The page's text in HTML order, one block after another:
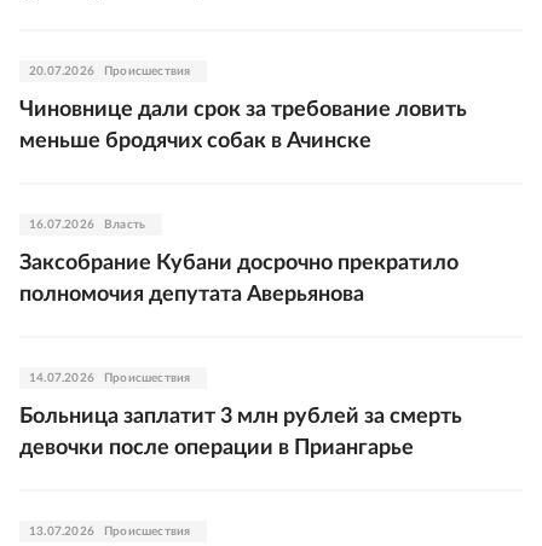
20.07.2026 Происшествия
Чиновнице дали срок за требование ловить
меньше бродячих собак в Ачинске
16.07.2026 Власть
Заксобрание Кубани досрочно прекратило
полномочия депутата Аверьянова
14.07.2026 Происшествия
Больница заплатит 3 млн рублей за смерть
девочки после операции в Приангарье
13.07.2026 Происшествия